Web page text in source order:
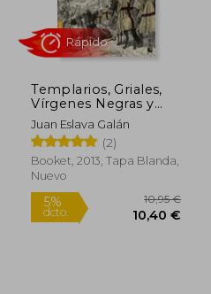
5%
dcto.
Templarios, Griales,
Vírgenes Negras y
Otros Enigmas de la
Historia
Juan Eslava Galán
(2)
Booket, 2013, Tapa Blanda,
Nuevo